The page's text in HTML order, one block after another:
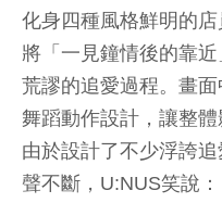
化身四種風格鮮明的店
將「一見鐘情後的靠
荒謬的追愛過程。畫
舞蹈動作設計，讓整體
由於設計了不少浮誇
聲不斷，U:NUS笑說